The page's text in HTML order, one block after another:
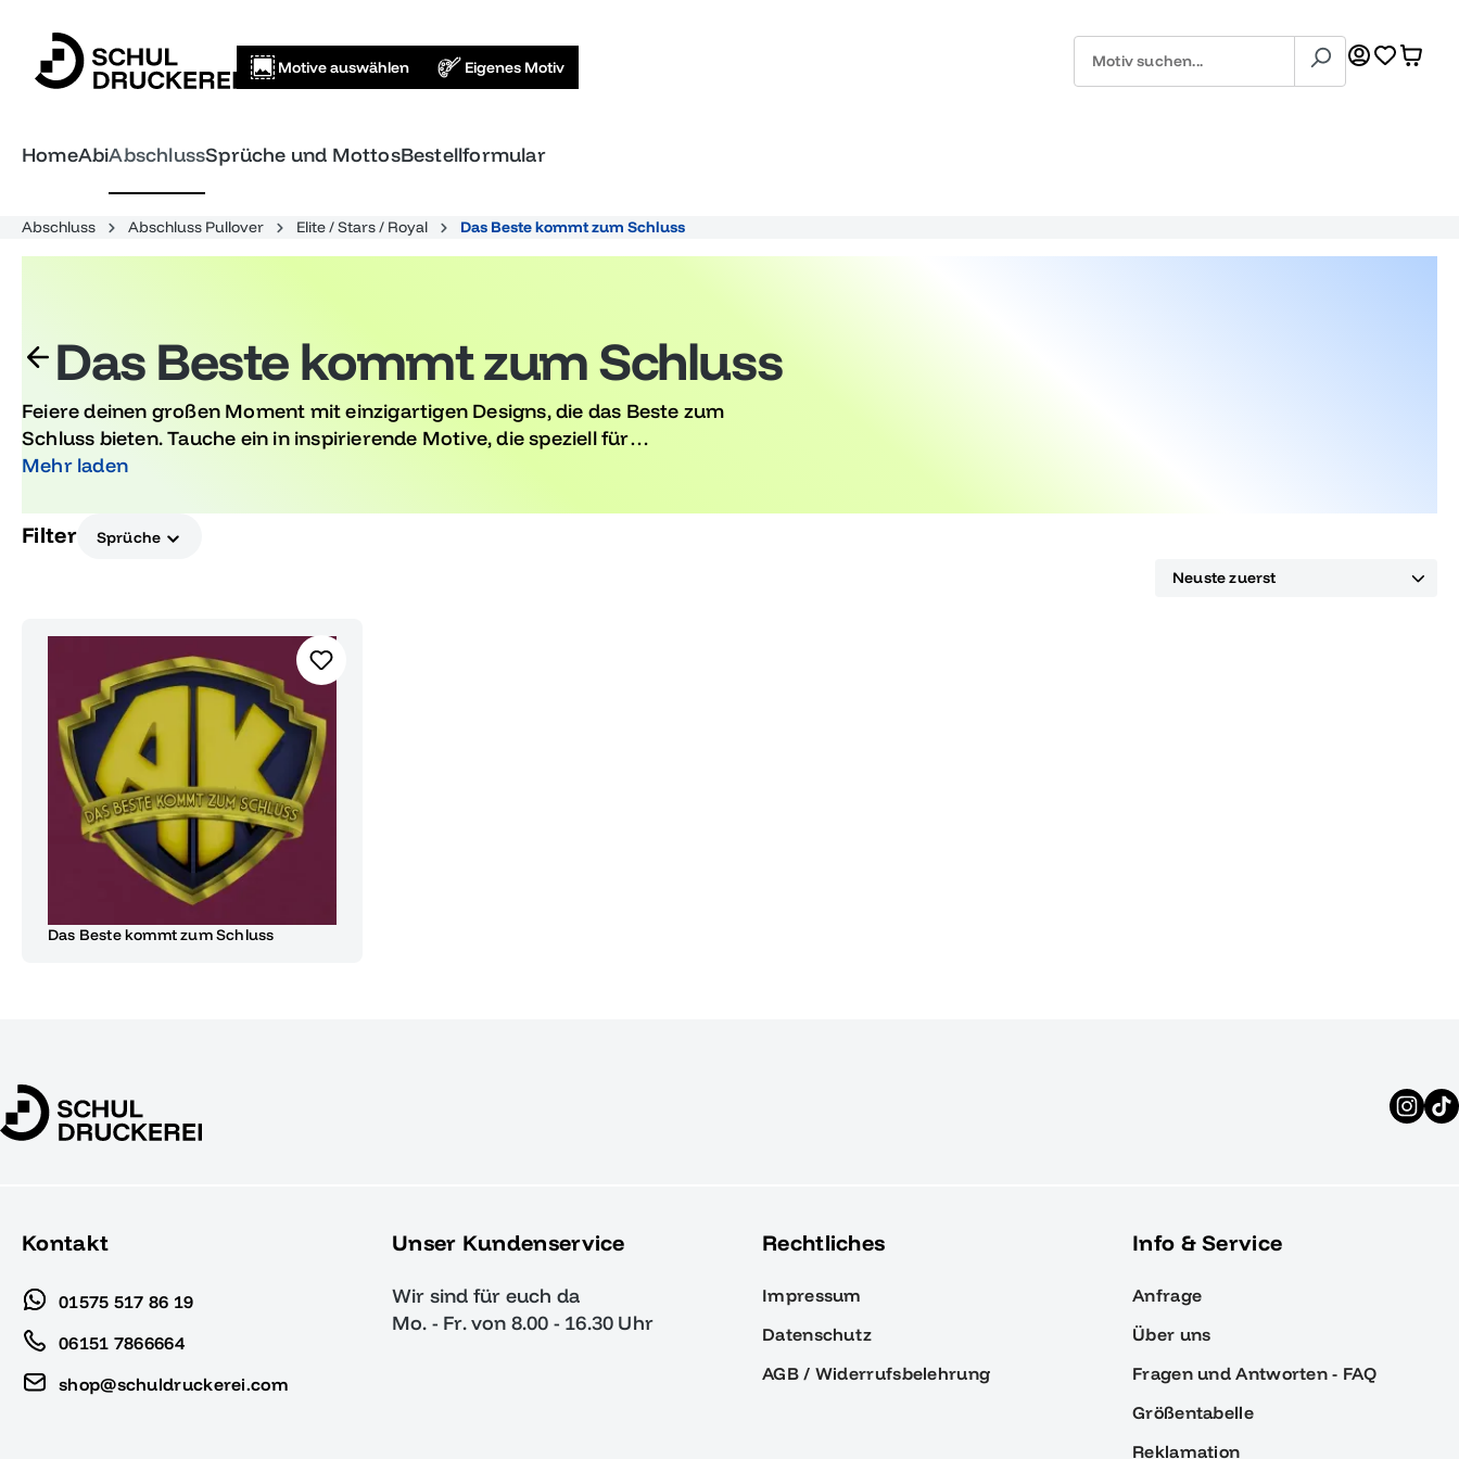
Motive auswählen Eigenes Motiv
HomeAbiAbschlussSprüche und MottosBestellformular
Abschluss Abschluss Pullover Elite / Stars / Royal Das Beste kommt zum Schluss
Das Beste kommt zum Schluss
Feiere deinen großen Moment mit einzigartigen Designs, die das Beste zum
Schluss bieten. Tauche ein in inspirierende Motive, die speziell für
unvergessliche Abschlussfeiern kreiert wurden und deinem besonderen Tag
Mehr laden
Filter Sprüche
Das Beste kommt zum Schluss
Kontakt
01575 517 86 19
06151 7866664
shop@schuldruckerei.com
Unser Kundenservice
Wir sind für euch da
Mo. - Fr. von 8.00 - 16.30 Uhr
Rechtliches
Impressum
Datenschutz
AGB / Widerrufsbelehrung
Info & Service
Anfrage
Über uns
Fragen und Antworten - FAQ
Größentabelle
Reklamation